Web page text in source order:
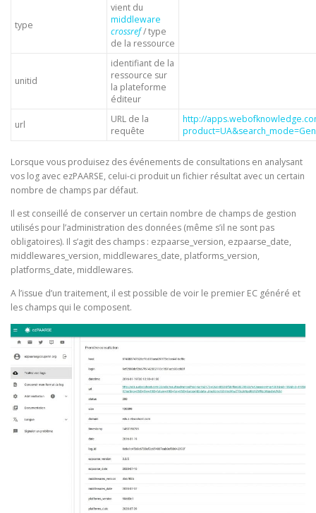
type
vient du
middleware
crossref/ type
de la ressource
unitid
identifiant de la
ressource sur
la plateforme
éditeur
url
URL de la
requête
http://
Lorsque vous produisez des événements de consultations en analysant
vos log avec ezPAARSE, celui-ci produit un fichier résultat avec un certain
nombre de champs par défaut.
Il est conseillé de conserver un certain nombre de champs de gestion
utilisés pour l’administration des données (même s’il ne sont pas
obligatoires). Il s’agit des champs : ezpaarse_version, ezpaarse_date,
middlewares_version, middlewares_date, platforms_version,
platforms_date, middlewares.
A l’issue d’un traitement, il est possible de voir le premier EC généré et
les champs qui le composent.